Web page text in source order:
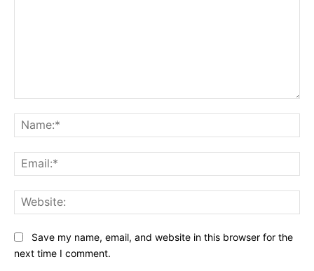
Save my name, email, and website in this browser for the
next time I comment.